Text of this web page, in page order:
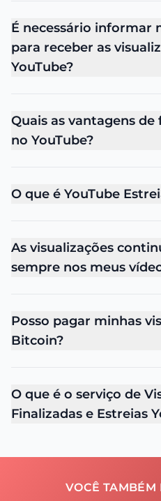
É necessário informar
para receber as
YouTube?
Quais as vantagens
no YouTube?
O que é YouTube
As visualizações
sempre nos meus
Posso pagar minhas
Bitcoin?
O que é o serviço de
Finalizadas e Estreias
VOCÊ TAMBÉM